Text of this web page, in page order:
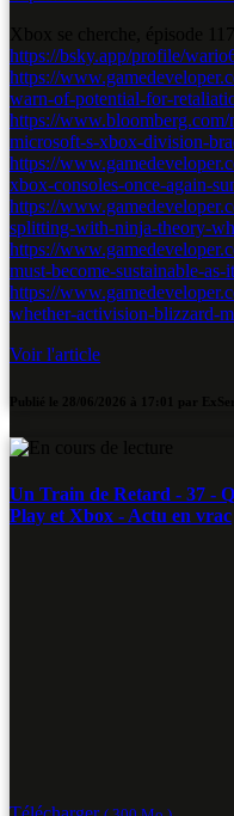
https://bsky.app/profile/
https://
warn-of-potential-for-
https://
microsoft-s-xbox-division-
https://
xbox-consoles-once-again-
https://
splitting-with-ninja-theory-
https://
must-become-sustainable-
https://
whether-activision-blizzard-
Voir l'article
Un Train de Retard - 37 -
Play et Xbox - Actu en vrac